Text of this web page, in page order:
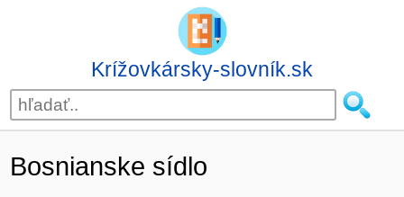
Krížovkársky-slovník.sk
Bosnianske sídlo